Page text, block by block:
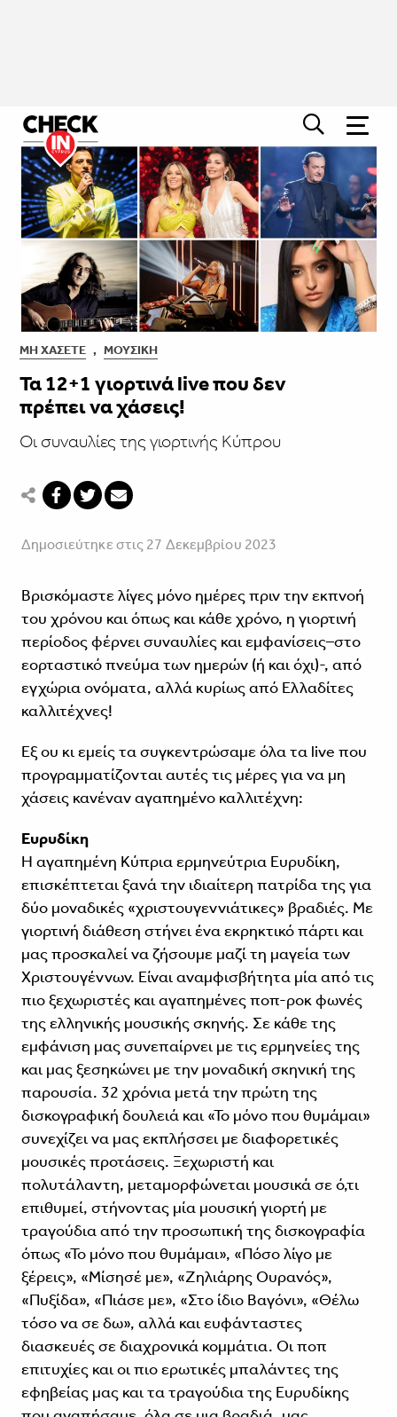
ΜΗ ΧΆΣΕΤΕ , ΜΟΥΣΙΚΉ
Τα 12+1 γιορτινά live που δεν
πρέπει να χάσεις!
Οι συναυλίες της γιορτινής Κύπρου
Δημοσιεύτηκε στις 27 Δεκεμβρίου 2023
Βρισκόμαστε λίγες μόνο ημέρες πριν την εκπνοή
του χρόνου και όπως και κάθε χρόνο, η γιορτινή
περίοδος φέρνει συναυλίες και εμφανίσεις–στο
εορταστικό πνεύμα των ημερών (ή και όχι)-, από
εγχώρια ονόματα, αλλά κυρίως από Ελλαδίτες
καλλιτέχνες!
Εξ ου κι εμείς τα συγκεντρώσαμε όλα τα live που
προγραμματίζονται αυτές τις μέρες για να μη
χάσεις κανέναν αγαπημένο καλλιτέχνη:
Ευρυδίκη
Η αγαπημένη Κύπρια ερμηνεύτρια Ευρυδίκη,
επισκέπτεται ξανά την ιδιαίτερη πατρίδα της για
δύο μοναδικές «χριστουγεννιάτικες» βραδιές. Με
γιορτινή διάθεση στήνει ένα εκρηκτικό πάρτι και
μας προσκαλεί να ζήσουμε μαζί τη μαγεία των
Χριστουγέννων. Είναι αναμφισβήτητα μία από τις
πιο ξεχωριστές και αγαπημένες ποπ-ροκ φωνές
της ελληνικής μουσικής σκηνής. Σε κάθε της
εμφάνιση μας συνεπαίρνει με τις ερμηνείες της
και μας ξεσηκώνει με την μοναδική σκηνική της
παρουσία. 32 χρόνια μετά την πρώτη της
δισκογραφική δουλειά και «Το μόνο που θυμάμαι»
συνεχίζει να μας εκπλήσσει με διαφορετικές
μουσικές προτάσεις. Ξεχωριστή και
πολυτάλαντη, μεταμορφώνεται μουσικά σε ό,τι
επιθυμεί, στήνοντας μία μουσική γιορτή με
τραγούδια από την προσωπική της δισκογραφία
όπως «Το μόνο που θυμάμαι», «Πόσο λίγο με
ξέρεις», «Μίσησέ με», «Ζηλιάρης Ουρανός»,
«Πυξίδα», «Πιάσε με», «Στο ίδιο Βαγόνι», «Θέλω
τόσο να σε δω», αλλά και ευφάνταστες
διασκευές σε διαχρονικά κομμάτια. Οι ποπ
επιτυχίες και οι πιο ερωτικές μπαλάντες της
εφηβείας μας και τα τραγούδια της Ευρυδίκης